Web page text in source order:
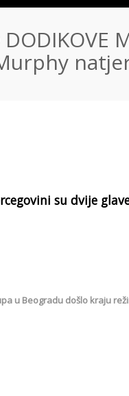
su dvije
u Beogradu došlo kraju